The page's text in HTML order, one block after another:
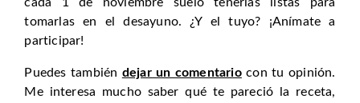
tomarlas en el desayuno. ¿Y el tuyo? ¡Anímate a
participar!
Puedes también dejar un comentariocon tu opinión.
Me interesa mucho saber qué te pareció la receta,